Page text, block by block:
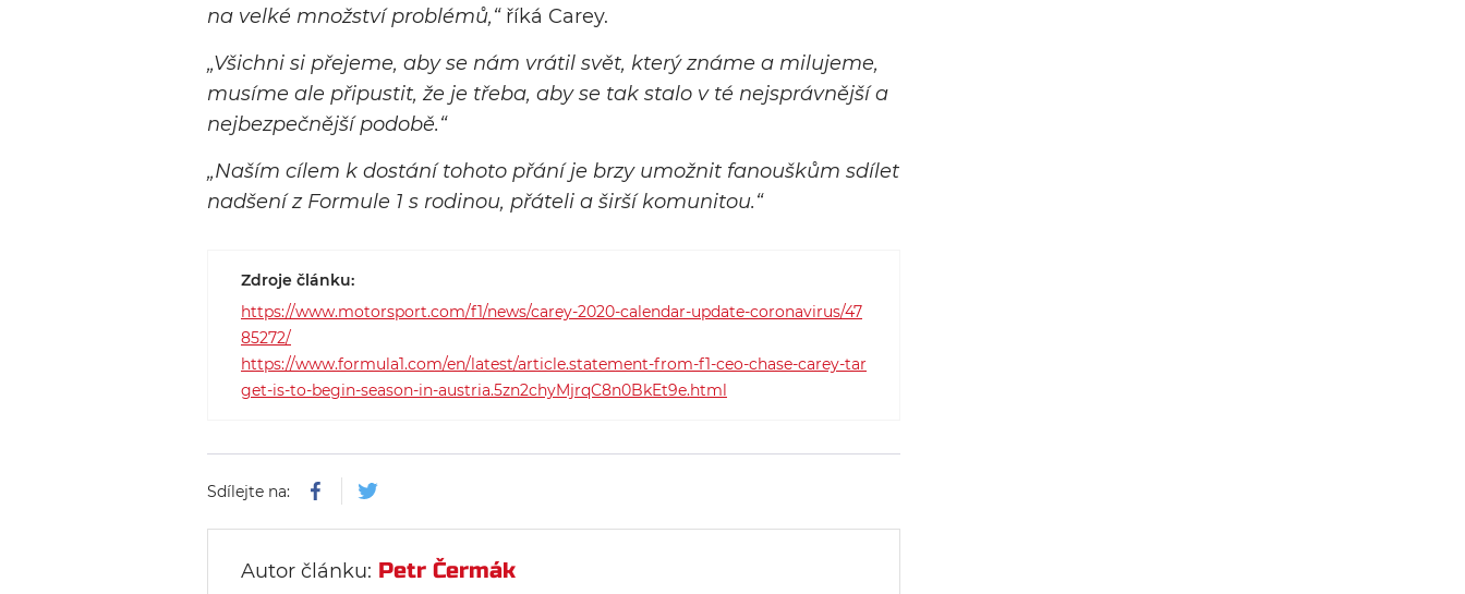
na velké množství problémů,“ říká Carey.
„Všichni si přejeme, aby se nám vrátil svět, který známe a milujeme,
musíme ale připustit, že je třeba, aby se tak stalo v té nejsprávnější a
nejbezpečnější podobě.“
„Naším cílem k dostání tohoto přání je brzy umožnit fanouškům sdílet
nadšení z Formule 1 s rodinou, přáteli a širší komunitou.“
Zdroje článku:
https://www.motorsport.com/f1/news/carey-2020-calendar-update-coronavirus/47
85272/
https://www.formula1.com/en/latest/article.statement-from-f1-ceo-chase-carey-tar
get-is-to-begin-season-in-austria.5zn2chyMjrqC8n0BkEt9e.html
Sdílejte na:
Autor článku: Petr Čermák